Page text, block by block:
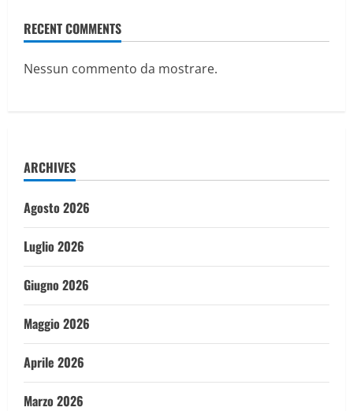
RECENT COMMENTS
Nessun commento da mostrare.
ARCHIVES
Agosto 2026
Luglio 2026
Giugno 2026
Maggio 2026
Aprile 2026
Marzo 2026